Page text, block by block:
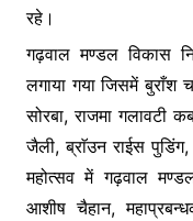
रहे।
गढ़वाल मण्डल विकास
लगाया गया जिसमें बुराँश
सोरबा, राजमा गलावटी
जैली, ब्राॅउन राईस
महोत्सव में गढ़वाल
आशीष चैहान,